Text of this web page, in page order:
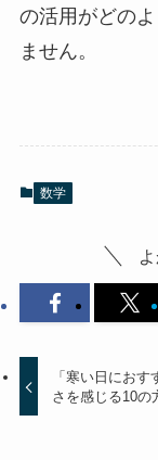
の活用がどの
ません。
数学
「寒い日におす
さを感じる10の